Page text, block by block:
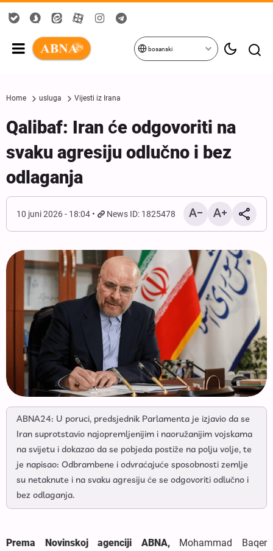
bosanski
Home usluga Vijesti iz Irana
Qalibaf: Iran će odgovoriti na
svaku agresiju odlučno i bez
odlaganja
10 juni 2026 - 18:04 News ID: 1825478
ABNA24: U poruci, predsjednik Parlamenta je izjavio da se
Iran suprotstavio najopremljenijim i naoružanijim vojskama
na svijetu i dokazao da se pobjeda postiže na polju volje, te
je napisao: Odbrambene i odvraćajuće sposobnosti zemlje
su netaknute i na svaku agresiju će se odgovoriti odlučno i
bez odlaganja.
Prema Novinskoj agenciji ABNA, Mohammad Baqer